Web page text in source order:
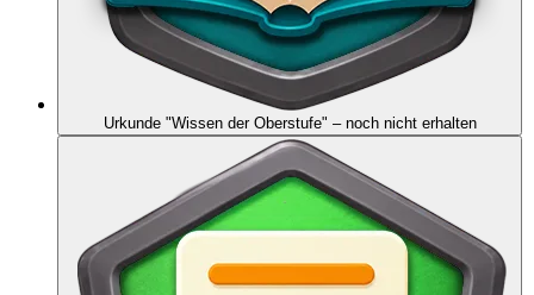
Urkunde "Wissen der Oberstufe" – noch nicht erhalten